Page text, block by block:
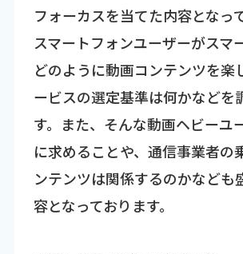
フォーカスを当てた内容となっ
スマートフォンユーザーがスマ
どのように動画コンテンツを楽
ービスの選定基準は何かなどを
す。また、そんな動画ヘビーユ
に求めることや、通信事業者の
ンテンツは関係するのかなども
容となっております。